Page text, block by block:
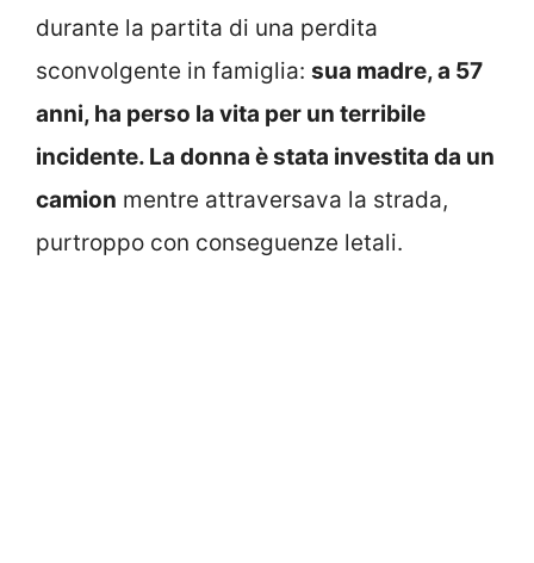
durante la partita di una perdita
sconvolgente in famiglia: sua madre, a 57
anni, ha perso la vita per un terribile
incidente. La donna è stata investita da un
camion mentre attraversava la strada,
purtroppo con conseguenze letali.